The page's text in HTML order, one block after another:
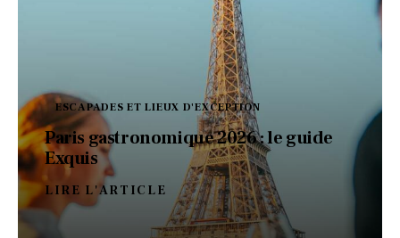
ESCAPADES ET LIEUX D'EXCEPTION
Paris gastronomique 2026 : le guide
Exquis
LIRE L'ARTICLE